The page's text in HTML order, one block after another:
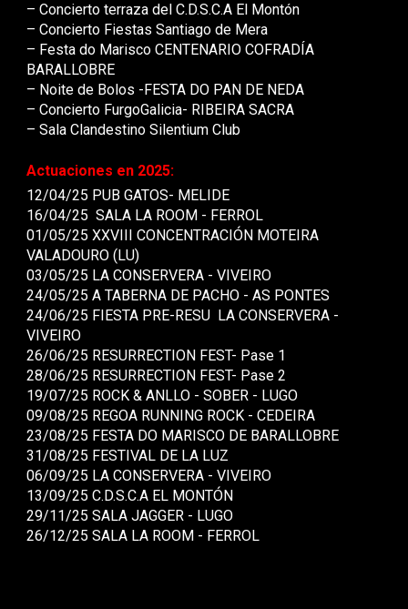
– Concierto terraza del C.D.S.C.A El Montón
– Concierto Fiestas Santiago de Mera
– Festa do Marisco CENTENARIO COFRADÍA
BARALLOBRE
– Noite de Bolos -FESTA DO PAN DE NEDA
–Concierto FurgoGalicia- RIBEIRA SACRA
– Sala Clandestino Silentium Club
Actuaciones en 2025:
12/04/25 PUB GATOS- MELIDE
16/04/25 SALA LA ROOM - FERROL
01/05/25 XXVIII CONCENTRACIÓN MOTEIRA
VALADOURO (LU)
03/05/25 LA CONSERVERA - VIVEIRO
24/05/25 A TABERNA DE PACHO - AS PONTES
24/06/25 FIESTA PRE-RESU LA CONSERVERA -
VIVEIRO
26/06/25 RESURRECTION FEST- Pase 1
28/06/25 RESURRECTION FEST- Pase 2
19/07/25 ROCK & ANLLO - SOBER - LUGO
09/08/25 REGOA RUNNING ROCK - CEDEIRA
23/08/25 FESTA DO MARISCO DE BARALLOBRE
31/08/25 FESTIVAL DE LA LUZ
06/09/25 LA CONSERVERA - VIVEIRO
13/09/25C.D.S.C.A EL MONTÓN
29/11/25 SALA JAGGER - LUGO
26/12/25 SALA LA ROOM - FERROL